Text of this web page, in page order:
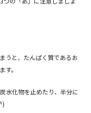
うと、たんぱく質であるお
。
水化物を止めたり、半分に